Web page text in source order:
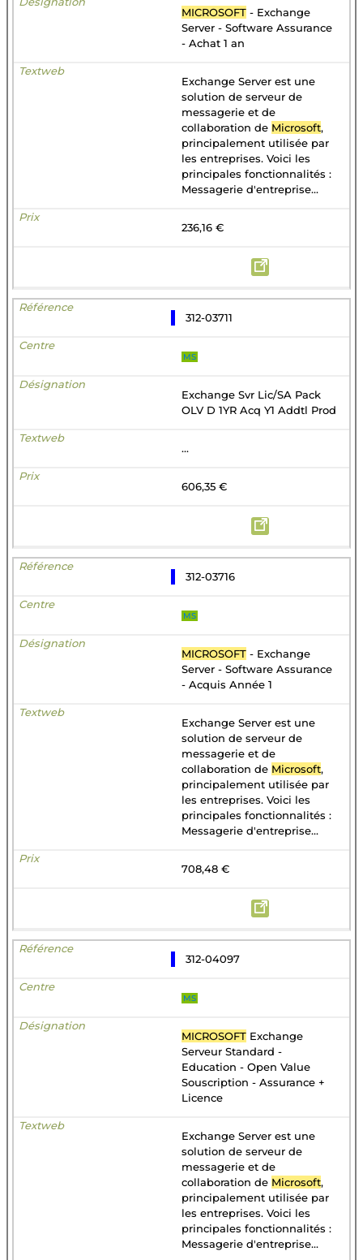
MICROSOFT - Exchange
Server - Software Assurance
- Achat 1 an
Exchange Server est une
solution de serveur de
messagerie et de
collaboration de Microsoft,
principalement utilisée par
les entreprises. Voici les
principales fonctionnalités :
Messagerie d'entreprise...
236,16 €
312-03711
MS
Exchange Svr Lic/SA Pack
OLV D 1YR Acq Y1 Addtl Prod
...
606,35 €
312-03716
MS
MICROSOFT - Exchange
Server - Software Assurance
- Acquis Année 1
Exchange Server est une
solution de serveur de
messagerie et de
collaboration de Microsoft,
principalement utilisée par
les entreprises. Voici les
principales fonctionnalités :
Messagerie d'entreprise...
708,48 €
312-04097
MS
MICROSOFT Exchange
Serveur Standard -
Education - Open Value
Souscription - Assurance +
Licence
Exchange Server est une
solution de serveur de
messagerie et de
collaboration de Microsoft,
principalement utilisée par
les entreprises. Voici les
principales fonctionnalités :
Messagerie d'entreprise...